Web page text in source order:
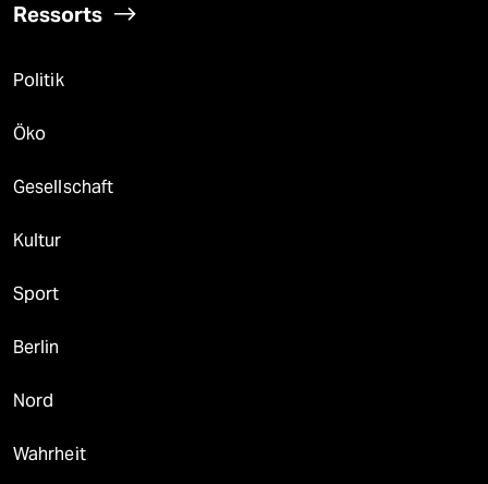
Ressorts
Politik
Öko
Gesellschaft
Kultur
Sport
Berlin
Nord
Wahrheit